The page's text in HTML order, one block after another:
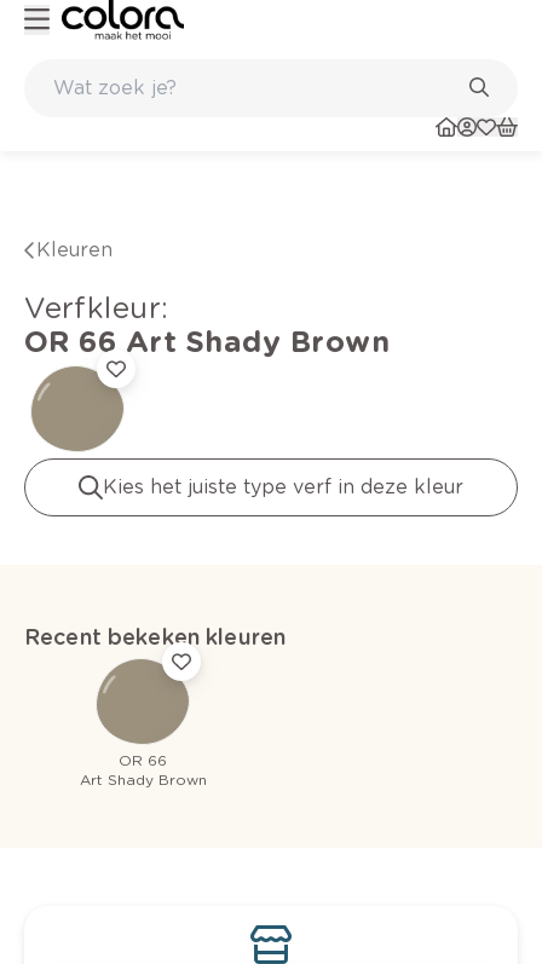
Kleuren
verfkleur:
OR 66 Art Shady Brown
Kies het juiste type verf in deze kleur
Recent bekeken kleuren
OR 66
Art Shady Brown